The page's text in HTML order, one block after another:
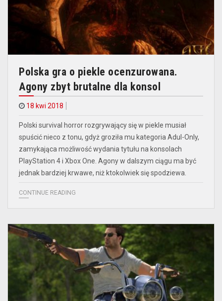
Polska gra o piekle ocenzurowana.
Agony zbyt brutalne dla konsol
18 kwi 2018
Polski survival horror rozgrywający się w piekle musiał
spuścić nieco z tonu, gdyż groziła mu kategoria Adul-Only,
zamykająca możliwość wydania tytułu na konsolach
PlayStation 4 i Xbox One. Agony w dalszym ciągu ma być
jednak bardziej krwawe, niż ktokolwiek się spodziewa.
CONTINUE READING